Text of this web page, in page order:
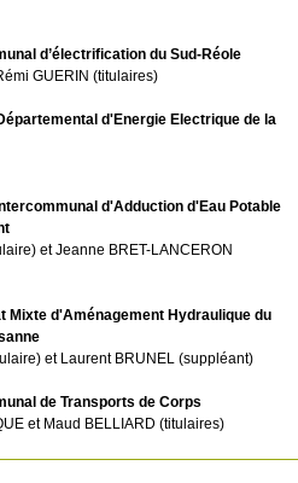
d’électrification du Sud-Réole
GUERIN (titulaires)
d'Energie Electrique de la
d'Adduction d'Eau Potable
et Jeanne BRET-LANCERON
Mixte d'Aménagement Hydraulique du
et Laurent BRUNEL (suppléant)
de Transports de Corps
et Maud BELLIARD (titulaires)